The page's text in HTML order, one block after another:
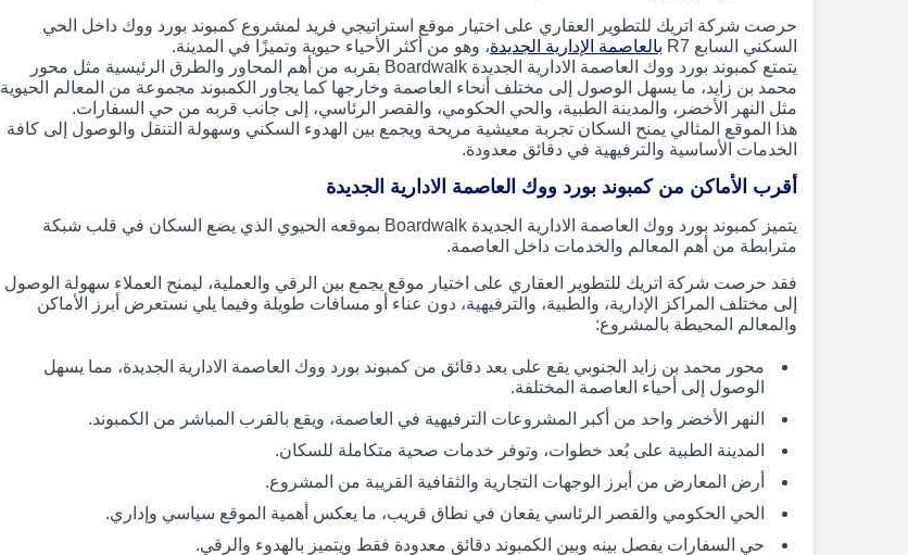
حرصت شركة اتريك للتطوير العقاري على اختيار موقع استراتيجي فريد لمشروع كمبوند بورد ووك داخل الحي
السكني السابع R7
بالعاصمة الإدارية الجديدة، وهو من أكثر الأحياء حيوية وتميزًا في المدينة.
يتمتع كمبوند بورد ووك العاصمة الادارية الجديدة Boardwalk بقربه من أهم المحاور والطرق الرئيسية مثل محور
محمد بن زايد، ما يسهل الوصول إلى مختلف أنحاء العاصمة وخارجها كما يجاور الكمبوند مجموعة من المعالم الحيوية
مثل النهر الأخضر، والمدينة الطبية، والحي الحكومي، والقصر الرئاسي، إلى جانب قربه من حي السفارات.
هذا الموقع المثالي يمنح السكان تجربة معيشية مريحة ويجمع بين الهدوء السكني وسهولة التنقل والوصول إلى كافة
الخدمات الأساسية والترفيهية في دقائق معدودة.
أقرب الأماكن من كمبوند بورد ووك العاصمة الادارية الجديدة
يتميز كمبوند بورد ووك العاصمة الادارية الجديدة Boardwalk بموقعه الحيوي الذي يضع السكان في قلب شبكة
مترابطة من أهم المعالم والخدمات داخل العاصمة.
فقد حرصت شركة اتريك للتطوير العقاري على اختيار موقع يجمع بين الرقي والعملية، ليمنح العملاء سهولة الوصول
إلى مختلف المراكز الإدارية، والطبية، والترفيهية، دون عناء أو مسافات طويلة وفيما يلي نستعرض أبرز الأماكن
والمعالم المحيطة بالمشروع:
محور محمد بن زايد الجنوبي يقع على بعد دقائق من كمبوند بورد ووك العاصمة الادارية الجديدة، مما يسهل
الوصول إلى أحياء العاصمة المختلفة.
النهر الأخضر واحد من أكبر المشروعات الترفيهية في العاصمة، ويقع بالقرب المباشر من الكمبوند.
المدينة الطبية على بُعد خطوات، وتوفر خدمات صحية متكاملة للسكان.
أرض المعارض من أبرز الوجهات التجارية والثقافية القريبة من المشروع.
الحي الحكومي والقصر الرئاسي يقعان في نطاق قريب، ما يعكس أهمية الموقع سياسي وإداري.
حي السفارات يفصل بينه وبين الكمبوند دقائق معدودة فقط ويتميز بالهدوء والرقي.